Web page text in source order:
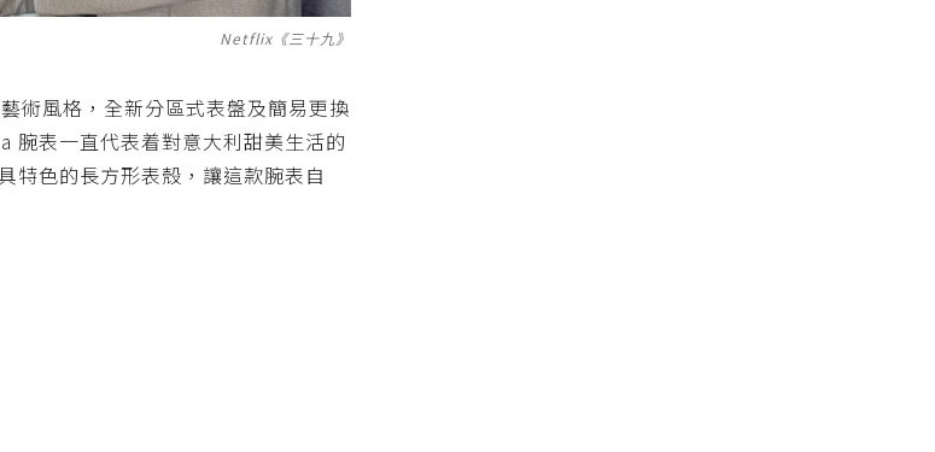
Netflix《三十九》
藝術風格，全新分區式表盤及簡易更換
腕表一直代表着對意大利甜美生活的
特色的長方形表殼，讓這款腕表自